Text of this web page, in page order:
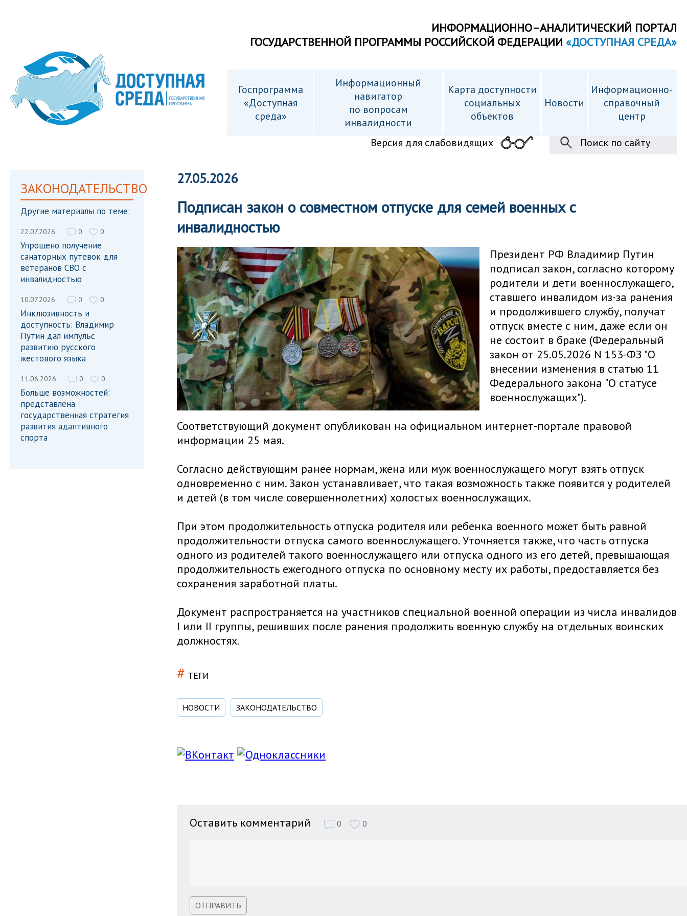
ИНФОРМАЦИОННО–АНАЛИТИЧЕСКИЙ ПОРТАЛ
ГОСУДАРСТВЕННОЙ ПРОГРАММЫ РОССИЙСКОЙ ФЕДЕРАЦИИ «ДОСТУПНАЯ СРЕДА»
Госпрограмма
«Доступная
среда»
Информационный
навигатор
по вопросам
инвалидности
Карта доступности
cоциальных
объектов
Новости
Информационно-
справочный
центр
Версия для слабовидящих
Поиск по сайту
ЗАКОНОДАТЕЛЬСТВО
Другие материалы по теме:
22.07.2026 0 0
Упрощено получение
санаторных путевок для
ветеранов СВО с
инвалидностью
10.07.2026 0 0
Инклюзивность и
доступность: Владимир
Путин дал импульс
развитию русского
жестового языка
11.06.2026 0 0
Больше возможностей:
представлена
государственная стратегия
развития адаптивного
спорта
27.05.2026
Подписан закон о совместном отпуске для семей военных с
инвалидностью
Президент РФ Владимир Путин
подписал закон, согласно которому
родители и дети военнослужащего,
ставшего инвалидом из-за ранения
и продолжившего службу, получат
отпуск вместе с ним, даже если он
не состоит в браке (Федеральный
закон от 25.05.2026 N 153-ФЗ "О
внесении изменения в статью 11
Федерального закона "О статусе
военнослужащих").
Соответствующий документ опубликован на официальном интернет-портале правовой
информации 25 мая.
Согласно действующим ранее нормам, жена или муж военнослужащего могут взять отпуск
одновременно с ним. Закон устанавливает, что такая возможность также появится у родителей
и детей (в том числе совершеннолетних) холостых военнослужащих.
При этом продолжительность отпуска родителя или ребенка военного может быть равной
продолжительности отпуска самого военнослужащего. Уточняется также, что часть отпуска
одного из родителей такого военнослужащего или отпуска одного из его детей, превышающая
продолжительность ежегодного отпуска по основному месту их работы, предоставляется без
сохранения заработной платы.
Документ распространяется на участников специальной военной операции из числа инвалидов
I или II группы, решивших после ранения продолжить военную службу на отдельных воинских
должностях.
# ТЕГИ
НОВОСТИ ЗАКОНОДАТЕЛЬСТВО
Оставить комментарий 0 0
ОТПРАВИТЬ